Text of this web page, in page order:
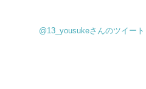
@13_yousukeさんのツイート